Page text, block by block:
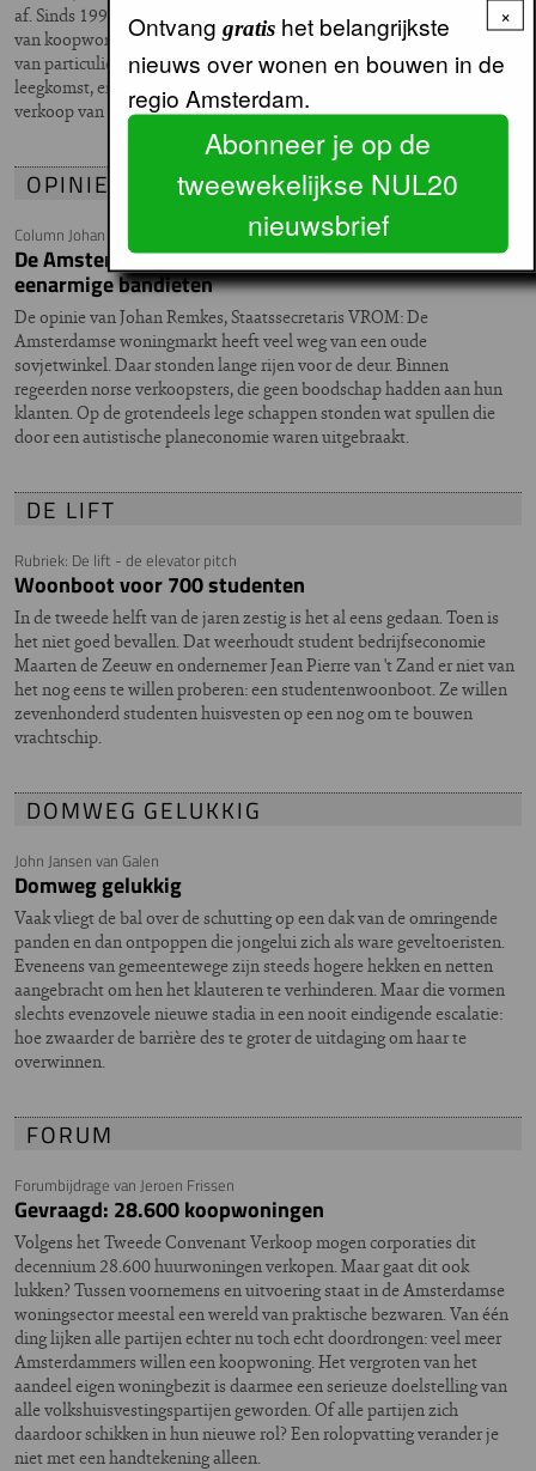
af. Sinds 1999 met zo’n drie procent. Oorzaken zijn het bijbouwen
van koopwoningen en dure huurwoningen, het splitsen en verkopen
van particuliere huurwoningen, het harmoniseren van huren bij
leegkomst, en – in geringe mate – de sloop van huurwoningen en de
verkoop van corporatiewoningen.
OPINIE
Column Johan Remkes
De Amsterdamse woningmarkt: verhuiswagens en
eenarmige bandieten
De opinie van Johan Remkes, Staatssecretaris VROM: De
Amsterdamse woningmarkt heeft veel weg van een oude
sovjetwinkel. Daar stonden lange rijen voor de deur. Binnen
regeerden norse verkoopsters, die geen boodschap hadden aan hun
klanten. Op de grotendeels lege schappen stonden wat spullen die
door een autistische planeconomie waren uitgebraakt.
DE LIFT
Rubriek: De lift - de elevator pitch
Woonboot voor 700 studenten
In de tweede helft van de jaren zestig is het al eens gedaan. Toen is
het niet goed bevallen. Dat weerhoudt student bedrijfseconomie
Maarten de Zeeuw en ondernemer Jean Pierre van 't Zand er niet van
het nog eens te willen proberen: een studentenwoonboot. Ze willen
zevenhonderd studenten huisvesten op een nog om te bouwen
vrachtschip.
DOMWEG GELUKKIG
John Jansen van Galen
Domweg gelukkig
Vaak vliegt de bal over de schutting op een dak van de omringende
panden en dan ontpoppen die jongelui zich als ware geveltoeristen.
Eveneens van gemeentewege zijn steeds hogere hekken en netten
aangebracht om hen het klauteren te verhinderen. Maar die vormen
slechts evenzovele nieuwe stadia in een nooit eindigende escalatie:
hoe zwaarder de barrière des te groter de uitdaging om haar te
overwinnen.
FORUM
Forumbijdrage van Jeroen Frissen
Gevraagd: 28.600 koopwoningen
Volgens het Tweede Convenant Verkoop mogen corporaties dit
decennium 28.600 huurwoningen verkopen. Maar gaat dit ook
lukken? Tussen voornemens en uitvoering staat in de Amsterdamse
woningsector meestal een wereld van praktische bezwaren. Van één
ding lijken alle partijen echter nu toch echt doordrongen: veel meer
Amsterdammers willen een koopwoning. Het vergroten van het
aandeel eigen woningbezit is daarmee een serieuze doelstelling van
alle volkshuisvestingspartijen geworden. Of alle partijen zich
daardoor schikken in hun nieuwe rol? Een rolopvatting verander je
niet met een handtekening alleen.
×
Ontvang gratishet belangrijkste
nieuws over wonen en bouwen in de
regio Amsterdam.
Abonneer je op de
tweewekelijkse NUL20
nieuwsbrief